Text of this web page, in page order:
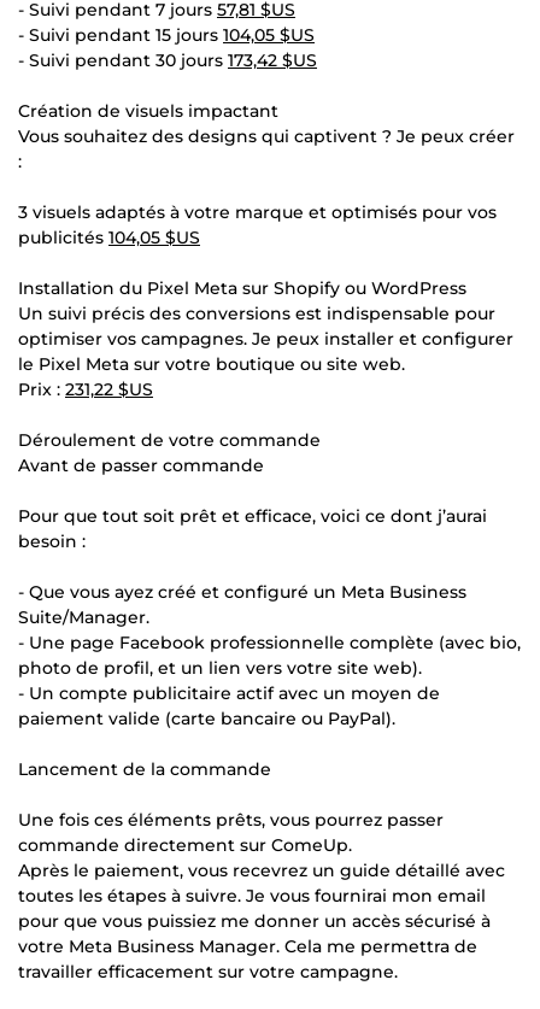
- Suivi pendant 7 jours 57,81 $US
- Suivi pendant 15 jours 104,05 $US
- Suivi pendant 30 jours 173,42 $US
Création de visuels impactant
Vous souhaitez des designs qui captivent ? Je peux créer
:
3 visuels adaptés à votre marque et optimisés pour vos
publicités 104,05 $US
Installation du Pixel Meta sur Shopify ou WordPress
Un suivi précis des conversions est indispensable pour
optimiser vos campagnes. Je peux installer et configurer
le Pixel Meta sur votre boutique ou site web.
Prix : 231,22 $US
Déroulement de votre commande
Avant de passer commande
Pour que tout soit prêt et efficace, voici ce dont j’aurai
besoin :
- Que vous ayez créé et configuré un Meta Business
Suite/Manager.
- Une page Facebook professionnelle complète (avec bio,
photo de profil, et un lien vers votre site web).
- Un compte publicitaire actif avec un moyen de
paiement valide (carte bancaire ou PayPal).
Lancement de la commande
Une fois ces éléments prêts, vous pourrez passer
commande directement sur ComeUp.
Après le paiement, vous recevrez un guide détaillé avec
toutes les étapes à suivre. Je vous fournirai mon email
pour que vous puissiez me donner un accès sécurisé à
votre Meta Business Manager. Cela me permettra de
travailler efficacement sur votre campagne.